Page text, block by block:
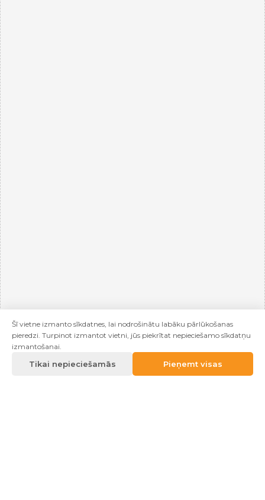
Šī vietne izmanto sīkdatnes, lai nodrošinātu labāku pārlūkošanas
pieredzi. Turpinot izmantot vietni, jūs piekrītat nepieciešamo sīkdatņu
izmantošanai.
Tikai nepieciešamās Pieņemt visas